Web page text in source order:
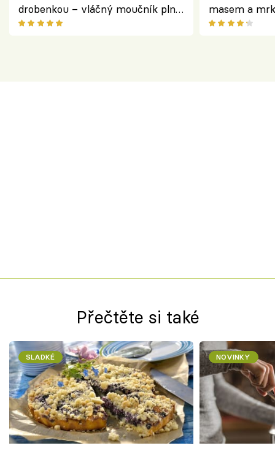
drobenkou – vláčný moučník plný
ovoce
masem a
salátem –
Přečtěte si také
SLADKÉ NOVINKY